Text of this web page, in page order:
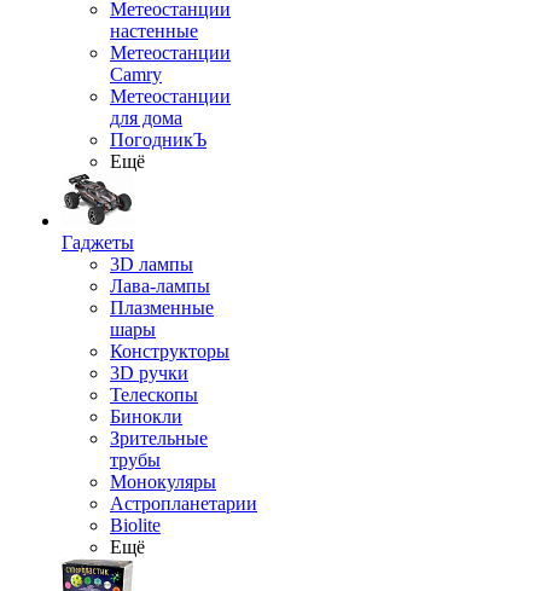
Метеостанции
настенные
Метеостанции
Camry
Метеостанции
для дома
ПогодникЪ
Ещё
Гаджеты
3D лампы
Лава-лампы
Плазменные
шары
Конструкторы
3D ручки
Телескопы
Бинокли
Зрительные
трубы
Монокуляры
Астропланетарии
Biolite
Ещё